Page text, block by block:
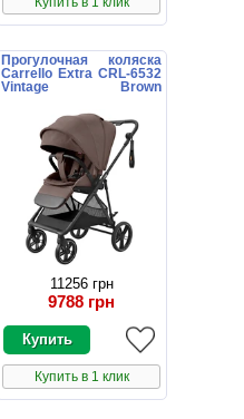
Прогулочная коляска
Carrello Extra CRL-6532
Vintage Brown
11256 грн
9788 грн
Купить в 1 клик